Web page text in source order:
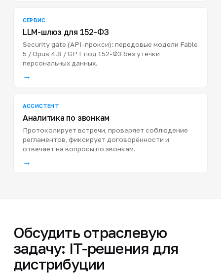
СЕРВИС
LLM-шлюз для 152-ФЗ
Security gate (API-прокси): передовые модели Fable
5 / Opus 4.8 / GPT под 152-ФЗ без утечки
персональных данных.
→
АССИСТЕНТ
Аналитика по звонкам
Протоколирует встречи, проверяет соблюдение
регламентов, фиксирует договорённости и
отвечает на вопросы по звонкам.
→
Обсудить отраслевую
задачу: IT-решения для
дистрибуции